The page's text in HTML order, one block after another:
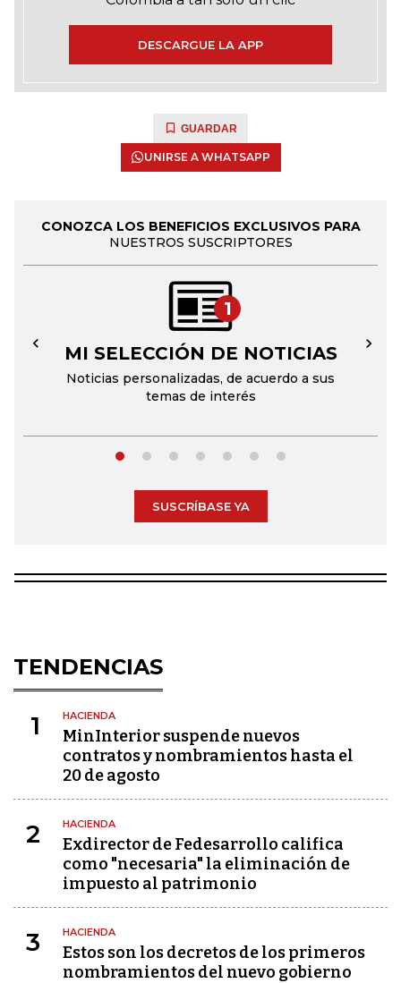
DESCARGUE LA APP
GUARDAR
UNIRSE A WHATSAPP
CONOZCA LOS BENEFICIOS EXCLUSIVOS PARA
NUESTROS SUSCRIPTORES
1
MI SELECCIÓN DE NOTICIAS
Noticias personalizadas, de acuerdo a sus
temas de interés
← →
SUSCRÍBASE YA
TENDENCIAS
1 HACIENDA
MinInterior suspende nuevos
contratos y nombramientos hasta el
20 de agosto
2 HACIENDA
Exdirector de Fedesarrollo califica
como "necesaria" la eliminación de
impuesto al patrimonio
3 HACIENDA
Estos son los decretos de los primeros
nombramientos del nuevo gobierno